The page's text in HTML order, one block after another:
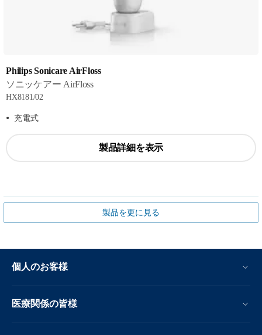
Philips Sonicare AirFloss
ソニッケアー AirFloss
HX8181/02
充電式
製品詳細を表示
製品を更に見る
個人のお客様
医療関係の皆様